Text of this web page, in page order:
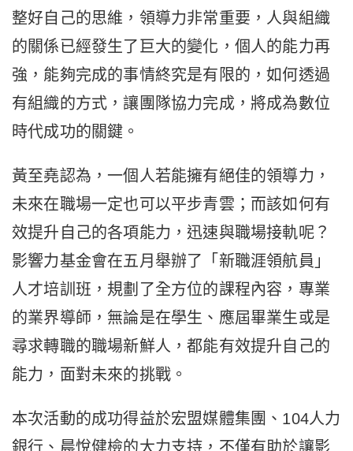
整好自己的思維，領導力非常重要，人與組織
的關係已經發生了巨大的變化，個人的能力再
強，能夠完成的事情終究是有限的，如何透過
有組織的方式，讓團隊協力完成，將成為數位
時代成功的關鍵。
黃至堯認為，一個人若能擁有絕佳的領導力，
未來在職場一定也可以平步青雲；而該如何有
效提升自己的各項能力，迅速與職場接軌呢？
影響力基金會在五月舉辦了「新職涯領航員」
人才培訓班，規劃了全方位的課程內容，專業
的業界導師，無論是在學生、應屆畢業生或是
尋求轉職的職場新鮮人，都能有效提升自己的
能力，面對未來的挑戰。
本次活動的成功得益於宏盟媒體集團、104人力
銀行、晨悅健檢的大力支持，不僅有助於讓影